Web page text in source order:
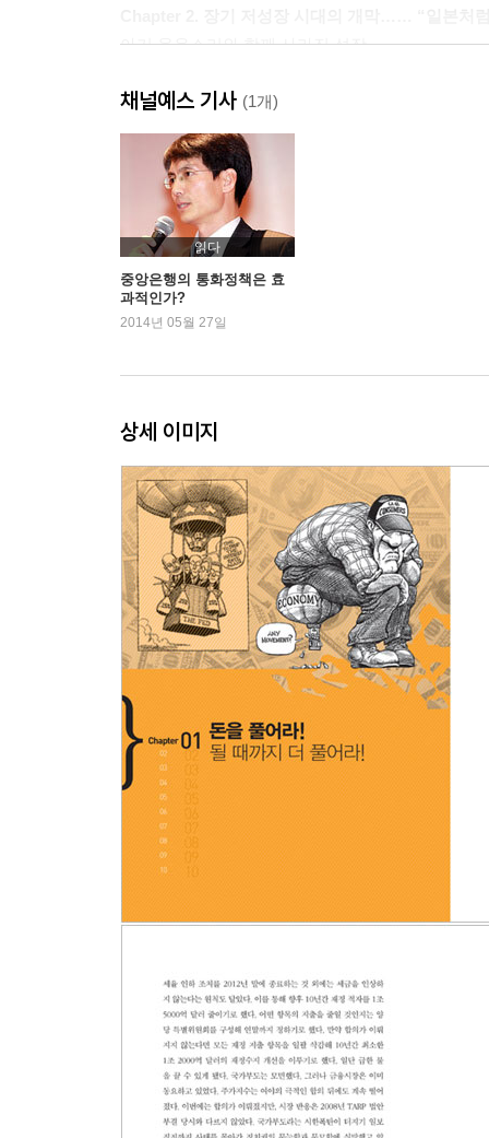
아기 울음소리와 함께 사라진 성장
과연 불경기의 끝은 도래할 것인가
경상수지 흑자의 함정
양적완화, 제로금리정책에 추가된 연료(added fuel)
Chapter 3. 대분기(大分岐, the Great
디플레이션의 유령
사라진 초과수요…… “더 이상 빚만 지며 살 순 없다
사상 최악의 빈부격차
가난한 미국인의 상징인 된 ‘렌트 푸어’
금융시장으로만 몰려간 양적완화
초저금리 시대, ‘수익률 사냥’이 시작됐다
수익률 사냥을 부추기는 연준의 통화정책
토빈의 탄식, 채권이 된 주식
빚을 내서 자본을 없애는 기업들
[Global Monitor Live Report] 유동성의 무한팽창 구
Chapter 5. 빚더미에 앉은 정부
TARP, 대소동의 시작
국가부도 위협, 최고 신용등급을 걷어차다
경제 회복을 가로막는 재정정책
‘독립’적인 중앙은행의 실체
누가 미국 국채를 사줄 것인가
연준은 국채를 탕감해줄 수 없나
[Global Monitor Live Report] ‘1조 달러 백금동전’과
독이 된 축복…… 대수렴 경제의 후유증
유로에 얽힌 환율의 경제학
유로존 프로젝트의 구조적 문제
“GREXIT” vs. “무엇이든 하겠다”
처방전으로 강요된 실업, 빛과 그림자
[Global Monitor Live Report] 유로존의 환율내전
채널예스 기사 (1개)
읽다
중앙은행의 통화정책은 효
과적인가?
2014년 05월 27일
상세 이미지